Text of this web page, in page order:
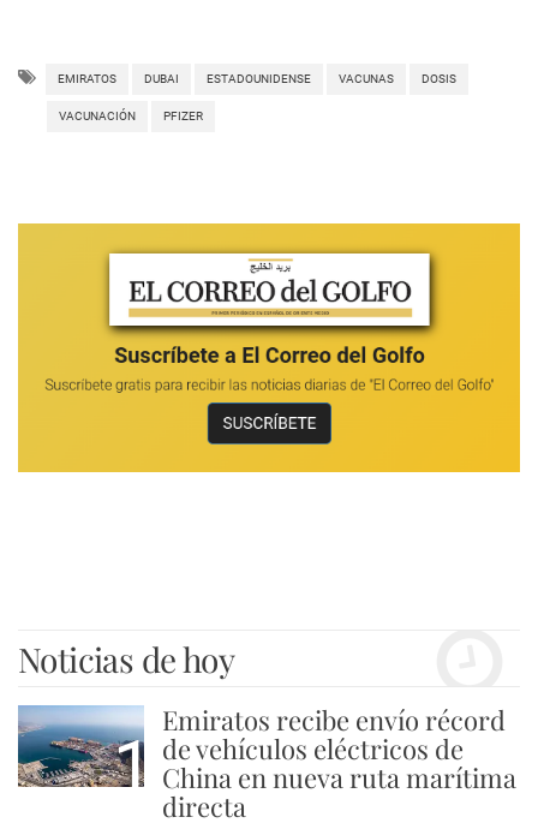
EMIRATOS DUBAI ESTADOUNIDENSE VACUNAS DOSIS
VACUNACIÓN PFIZER
Noticias de hoy
1
Emiratos recibe envío récord
de vehículos eléctricos de
China en nueva ruta marítima
directa